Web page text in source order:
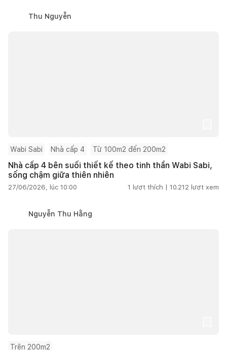
Thu Nguyễn
Wabi Sabi Nhà cấp 4 Từ 100m2 đến 200m2
Nhà cấp 4 bên suối thiết kế theo tinh thần Wabi Sabi,
sống chậm giữa thiên nhiên
27/06/2026, lúc 10:00 1 lượt thích | 10.212 lượt xem
Nguyễn Thu Hằng
Trên 200m2